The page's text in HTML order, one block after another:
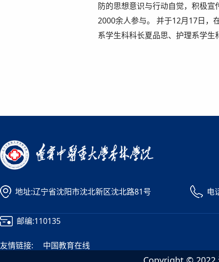
防的思想意识与行动自觉，积极
2000余人参与。 并于12月17日，
系学生科科长夏品思、护理系学
地址:辽宁省沈阳市沈北新区沈北路81号 电
邮编:110135
友情链接: 中国教育在线